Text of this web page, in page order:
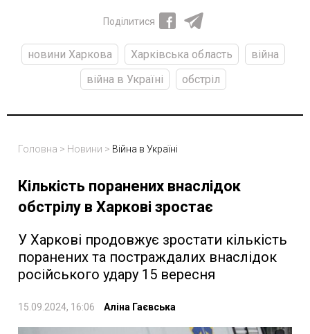
Поділитися
новини Харкова Харківська область
війна
війна в Україні
обстріл
Головна > Новини > Війна в Україні
Кількість поранених внаслідок
обстрілу в Харкові зростає
У Харкові продовжує зростати кількість
поранених та постраждалих внаслідок
російського удару 15 вересня
15.09.2024, 16:06 Аліна Гаєвська